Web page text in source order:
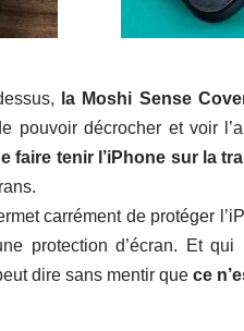
la Moshi Sense
pouvoir décrocher et voir
faire tenir l’iPhone sur la
carrément de protéger
protection d’écran. Et qui
dire sans mentir que ce